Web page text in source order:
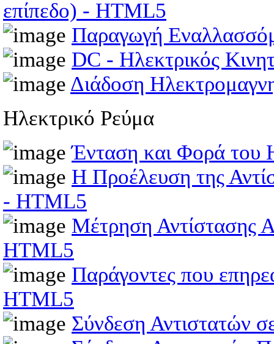
επίπεδο) - HTML5
Παραγωγή
DC - Ηλεκτρικός
Διάδοση
Ηλεκτρικό Ρεύμα
Ένταση και Φορά του
Η Προέλευση της
- HTML5
Μέτρηση Αντίστασης
HTML5
Παράγοντες που
HTML5
Σύνδεση Αντιστατών